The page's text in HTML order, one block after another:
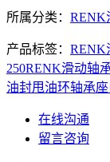
所属分类： RENK
产品标签： RENK
250RENK滑动轴
油封甩油环轴承座
在线沟通
留言咨询